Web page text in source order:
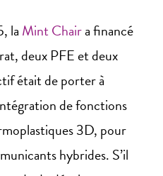
la Mint Chaira financé
deux PFE et deux
était de porter à
de fonctions
3D, pour
hybrides. S’il